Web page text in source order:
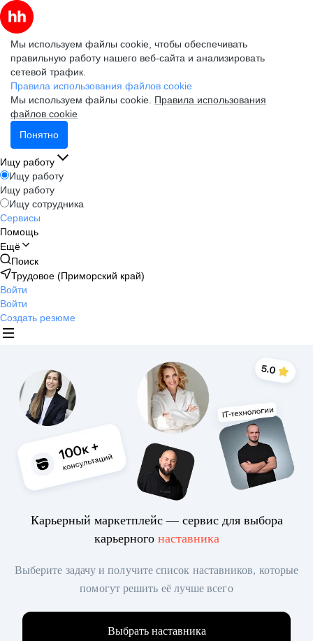
Мы используем файлы cookie, чтобы обеспечивать
правильную работу нашего веб-сайта и анализировать
сетевой трафик.
Правила использования файлов cookie
Мы используем файлы cookie. Правила использования
файлов cookie
Понятно
Ищу работу
Ищу работу
Ищу работу
Ищу сотрудника
Сервисы
Помощь
Ещё
Поиск
Трудовое (Приморский край)
Войти
Войти
Создать резюме
Карьерный маркетплейс — сервис для выбора
карьерного наставника
Выберите задачу и получите список наставников, которые
помогут решить её лучше всего
Выбрать наставника